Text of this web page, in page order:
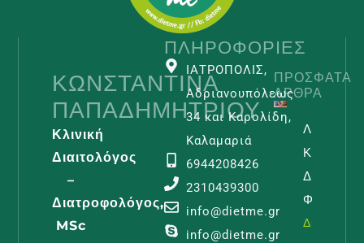
ΚΩΝΣΤΑΝΤΊΝΑ
ΠΑΠΑΔΗΜΗΤΡΊΟΥ
Κλινική
Διαιτολόγος
–
Διατροφολόγος,
MSc
ΠΛΗΡΟΦΟΡΊΕΣ
ΙΑΤΡΟΠΟΛΙΣ,
Αδριανουπόλεως
34 και Καρολίδη,
Καλαμαριά
6944208426
2310439300
info@dietme.gr
info@dietme.gr
ΠΡΌΣΦΑΤΑ
ΆΡΘΡΑ
Και
Φροντίδα
Διαβάστε